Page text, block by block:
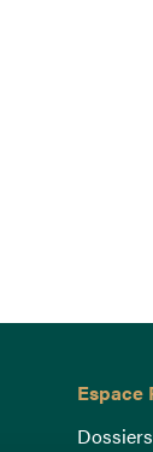
Espace